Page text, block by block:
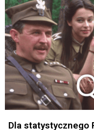
Dla statystycznego